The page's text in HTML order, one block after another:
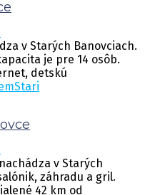
v Starých Banovciach.
je pre 14 osôb.
detskú
Stari
v Starých
záhradu a gril.
42 km od